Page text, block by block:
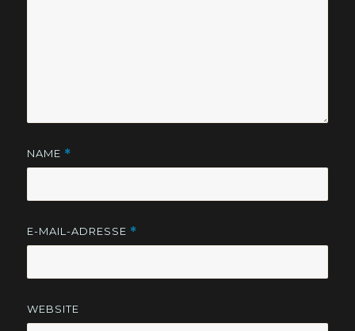
NAME *
E-MAIL-ADRESSE *
WEBSITE